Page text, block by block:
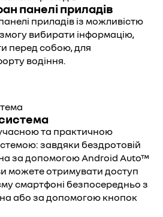
панелі приладів
приладів із можливістю
вибирати інформацію,
перед собою, для
водіння.
та практичною
завдяки бездротовій
за допомогою Android Auto™
можете отримувати доступ
смартфоні безпосередньо з
або за допомогою кнопок